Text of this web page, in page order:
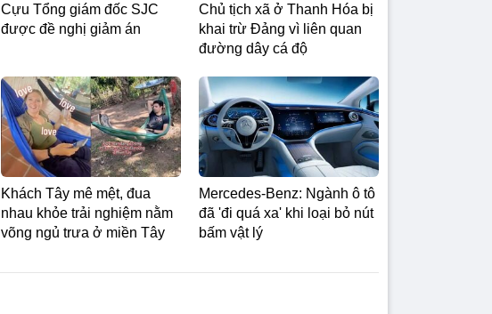
Cựu Tổng giám đốc SJC
được đề nghị giảm án
Chủ tịch xã ở Thanh Hóa bị
khai trừ Đảng vì liên quan
đường dây cá độ
Khách Tây mê mệt, đua
nhau khỏe trải nghiệm nằm
võng ngủ trưa ở miền Tây
Mercedes-Benz: Ngành ô tô
đã 'đi quá xa' khi loại bỏ nút
bấm vật lý